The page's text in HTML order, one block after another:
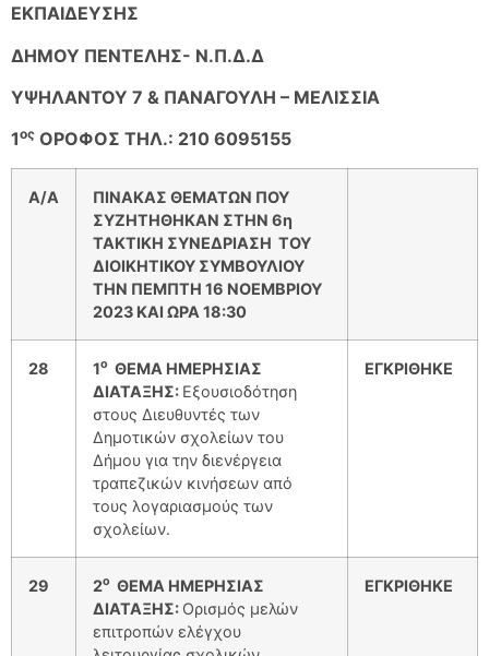
ΕΚΠΑΙΔΕΥΣΗΣ
ΔΗΜΟΥ ΠΕΝΤΕΛΗΣ- Ν.Π.Δ.Δ
ΥΨΗΛΑΝΤΟΥ 7 & ΠΑΝΑΓΟΥΛΗ – ΜΕΛΙΣΣΙΑ
1ος ΟΡΟΦΟΣ ΤΗΛ.: 210 6095155
A/A
ΠΙΝΑΚΑΣ ΘΕΜΑΤΩΝ ΠΟΥ
ΣΥΖΗΤΗΘΗΚΑΝ ΣΤΗΝ 6η
TAKTIKH ΣΥΝΕΔΡΙΑΣΗ ΤΟΥ
ΔΙΟΙΚΗΤΙΚΟΥ ΣΥΜΒΟΥΛΙΟΥ
ΤΗΝ ΠΕΜΠΤΗ 16 ΝΟΕΜΒΡΙΟΥ
2023 KAI ΩΡΑ 18:30
28 1ο ΘΕΜΑ ΗΜΕΡΗΣΙΑΣ
ΔΙΑΤΑΞΗΣ: Eξουσιοδότηση
στους Διευθυντές των
Δημοτικών σχολείων του
Δήμου για την διενέργεια
τραπεζικών κινήσεων από
τους λογαριασμούς των
σχολείων.
ΕΓΚΡΙΘΗΚΕ
29 2ο ΘΕΜΑ ΗΜΕΡΗΣΙΑΣ
ΔΙΑΤΑΞΗΣ: Ορισμός μελών
επιτροπών ελέγχου
ΕΓΚΡΙΘΗΚΕ